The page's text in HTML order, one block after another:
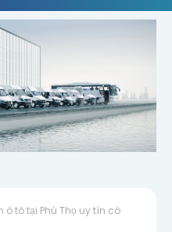
ô tô tại Phú Thọ uy tín có